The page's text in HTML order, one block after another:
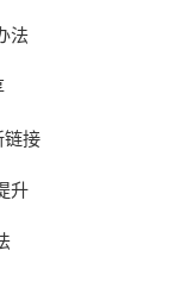
法
链接
升